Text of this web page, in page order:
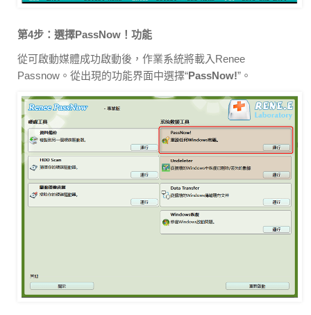
第4步：選擇PassNow！功能
從可啟動媒體成功啟動後，作業系統將載入Renee
Passnow。從出現的功能界面中選擇“PassNow!”。